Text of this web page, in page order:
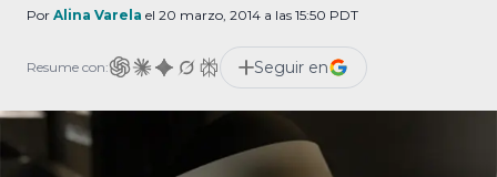
PlayStation 4, no saldrá a la venta en 2014,
volverse una realidad. A pesar de que las
pruebas de Project Morpheus comenzaron
[…]
Por Alina Varela el 20 marzo, 2014 a las 15:50 PDT
Resume con: Seguir en